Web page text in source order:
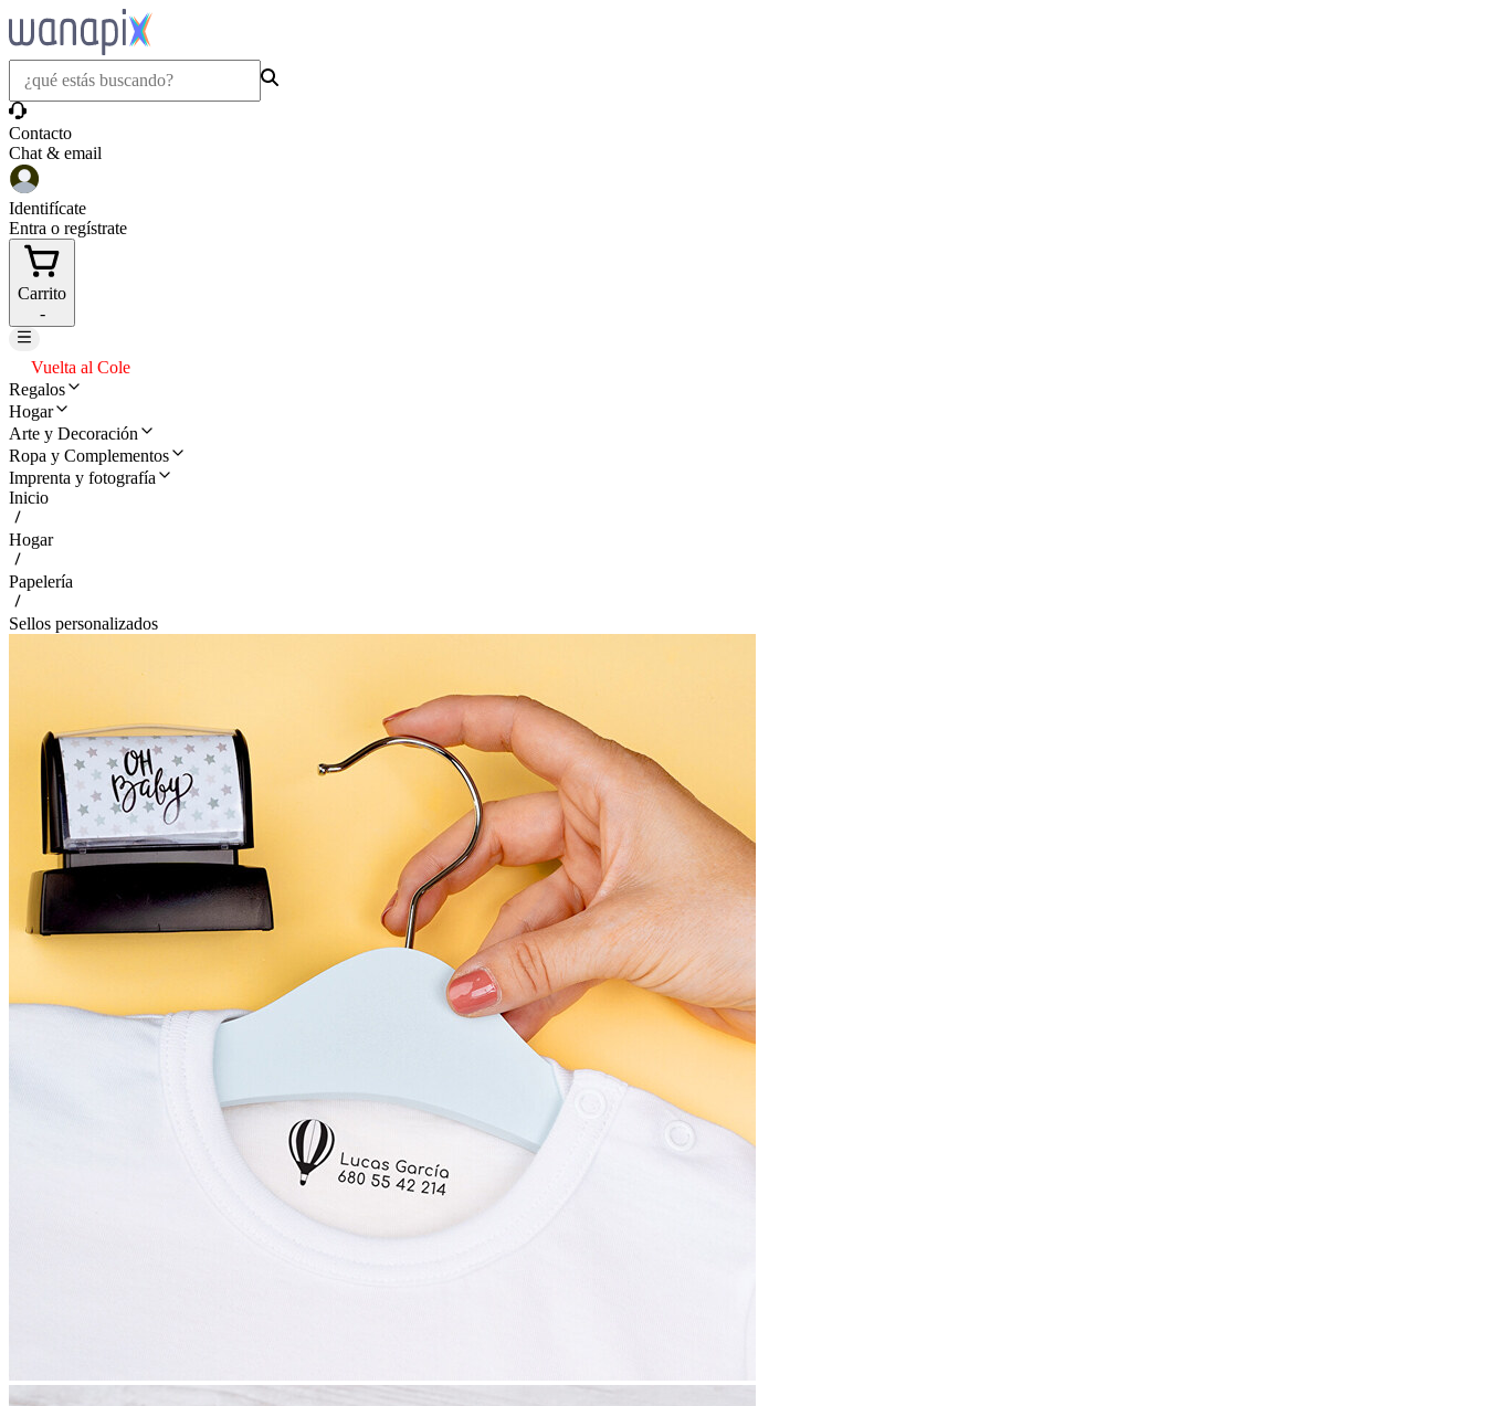
Contacto
Chat & email
Identifícate
Entra o regístrate
Carrito
-
Vuelta al Cole
Regalos
Hogar
Arte y Decoración
Ropa y Complementos
Imprenta y fotografía
Inicio
Hogar
Papelería
Sellos personalizados